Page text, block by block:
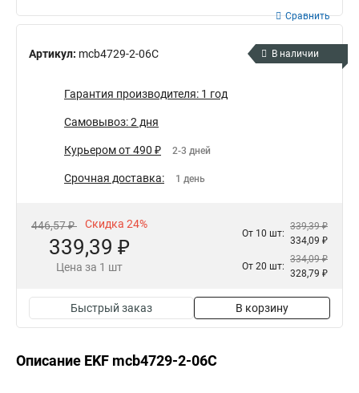
Артикул: mcb4729-2-06C
Сравнить
В наличии
Гарантия производителя: 1 год
Самовывоз: 2 дня
Курьером от 490 ₽ 2-3 дней
Срочная доставка: 1 день
446,57 ₽ Скидка 24%
339,39 ₽
Цена за 1 шт
От 10 шт:
339,39 ₽
334,09 ₽
От 20 шт:
334,09 ₽
328,79 ₽
Быстрый заказ В корзину
Описание EKF mcb4729-2-06C